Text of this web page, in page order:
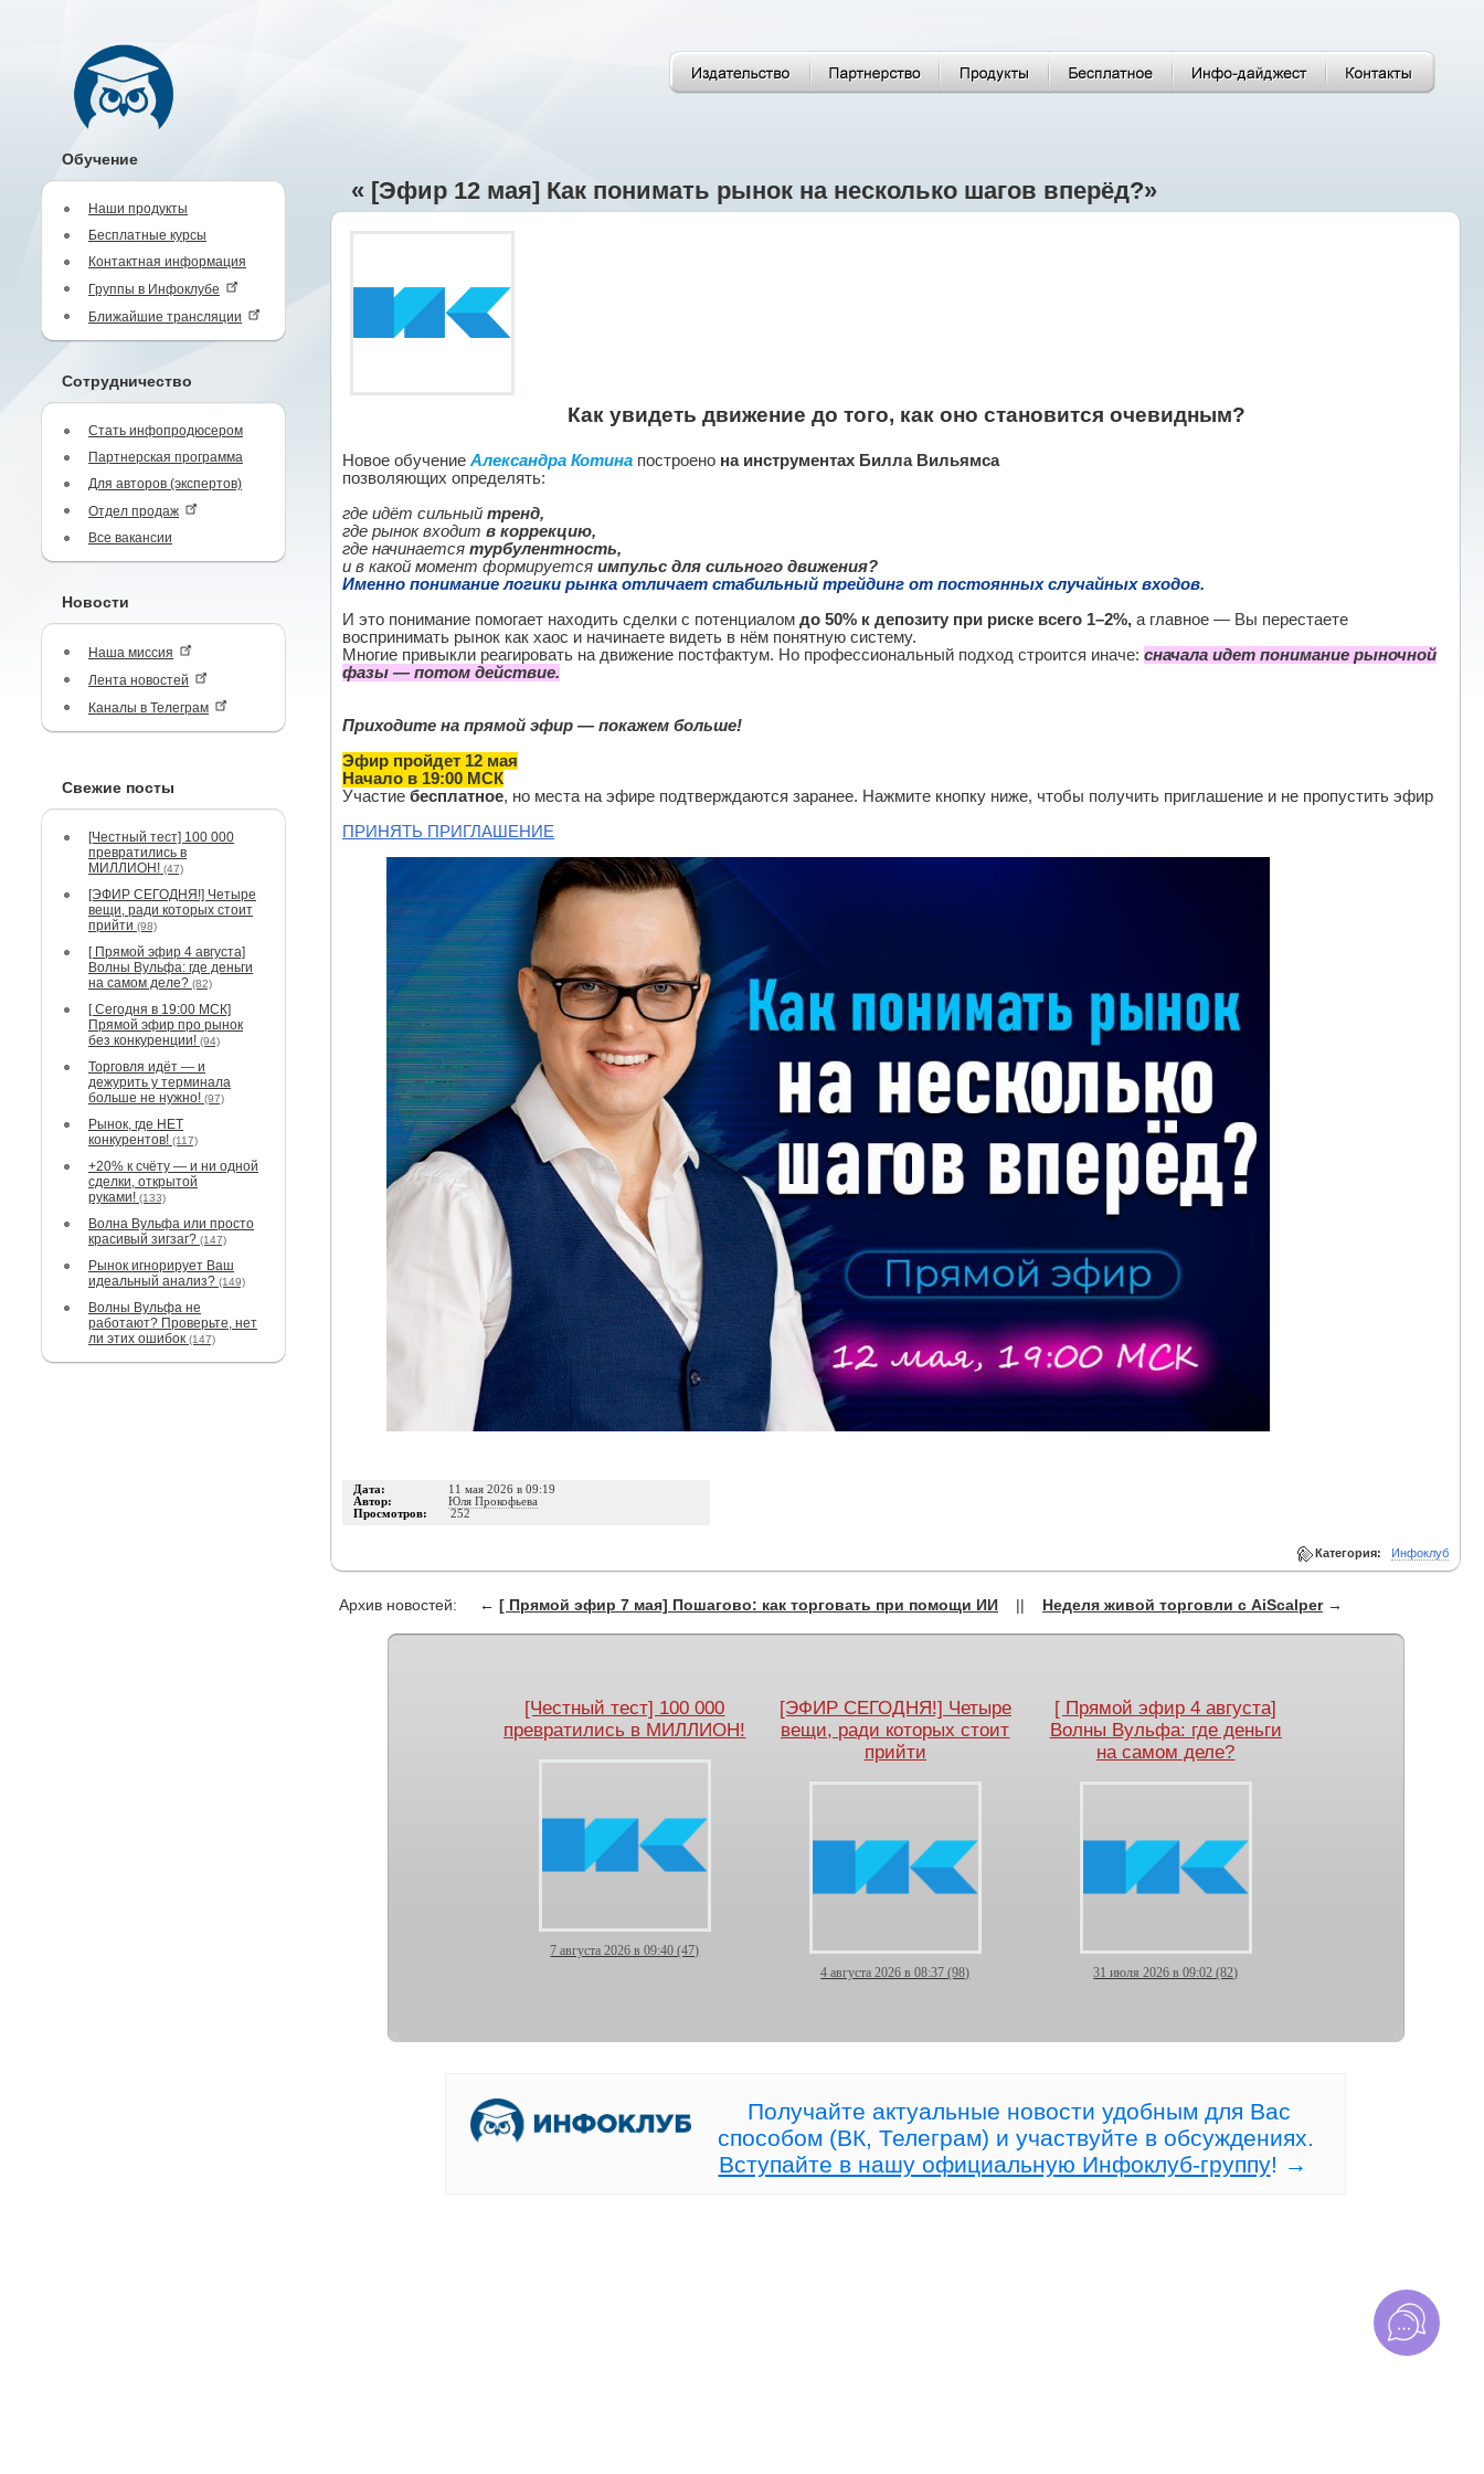
Обучение
Наши продукты
Бесплатные курсы
Контактная информация
Группы в Инфоклубе
Ближайшие трансляции
Сотрудничество
Стать инфопродюсером
Партнерская программа
Для авторов (экспертов)
Отдел продаж
Все вакансии
Новости
Наша миссия
Лента новостей
Каналы в Телеграм
Свежие посты
[Честный тест] 100 000
превратились в
МИЛЛИОН! (47)
[ЭФИР СЕГОДНЯ!] Четыре
вещи, ради которых стоит
прийти (98)
[ Прямой эфир 4 августа]
Волны Вульфа: где деньги
на самом деле? (82)
[ Сегодня в 19:00 МСК]
Прямой эфир про рынок
без конкуренции! (94)
Торговля идёт — и
дежурить у терминала
больше не нужно! (97)
Рынок, где НЕТ
конкурентов! (117)
+20% к счёту — и ни одной
сделки, открытой
руками! (133)
Волна Вульфа или просто
красивый зигзаг? (147)
Рынок игнорирует Ваш
идеальный анализ? (149)
Волны Вульфа не
работают? Проверьте, нет
ли этих ошибок (147)
« [Эфир 12 мая] Как понимать рынок на несколько шагов вперёд?»
Как увидеть движение до того, как оно становится очевидным?
Новое обучение Александра Котина построено на инструментах Билла Вильямса
позволяющих определять:
где идёт сильный тренд,
где рынок входит в коррекцию,
где начинается турбулентность,
и в какой момент формируется импульс для сильного движения?
Именно понимание логики рынка отличает стабильный трейдинг от постоянных случайных входов.
И это понимание помогает находить сделки с потенциалом до 50% к депозиту при риске всего 1–2%, а главное — Вы перестаете
воспринимать рынок как хаос и начинаете видеть в нём понятную систему.
Многие привыкли реагировать на движение постфактум. Но профессиональный подход строится иначе: сначала идет понимание рыночной
фазы — потом действие.
Приходите на прямой эфир — покажем больше!
Эфир пройдет 12 мая
Начало в 19:00 МСК
Участие бесплатное, но места на эфире подтверждаются заранее. Нажмите кнопку ниже, чтобы получить приглашение и не пропустить эфир
ПРИНЯТЬ ПРИГЛАШЕНИЕ
Дата: 11 мая 2026 в 09:19
Автор: Юля Прокофьева
Просмотров: 252
Категория: Инфоклуб
Архив новостей: ← [ Прямой эфир 7 мая] Пошагово: как торговать при помощи ИИ || Неделя живой торговли с AiScalper→
[Честный тест] 100 000
превратились в МИЛЛИОН!
7 августа 2026 в 09:40 (47)
[ЭФИР СЕГОДНЯ!] Четыре
вещи, ради которых стоит
прийти
4 августа 2026 в 08:37 (98)
[ Прямой эфир 4 августа]
Волны Вульфа: где деньги
на самом деле?
31 июля 2026 в 09:02 (82)
[ Сегодня в 19:00 МСК]
Торговля идёт — и
Рынок, где НЕТ конкурентов!
Получайте актуальные новости удобным для Вас
способом (ВК, Телеграм) и участвуйте в обсуждениях.
Вступайте в нашу официальную Инфоклуб-группу! →